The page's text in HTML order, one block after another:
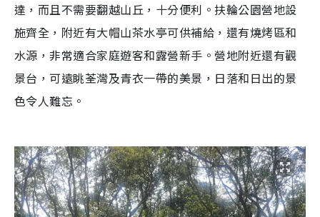
達，而且不需要翻越山丘，十分便利。扶輪公園營地設
施齊全，附近有大帽山茶水亭可供補給，還有燒烤區和
水源，非常適合家庭遊客和露營新手。營地附近還有觀
景台，可遠眺荃灣及青衣一帶的美景，日落和日出的景
色令人難忘。